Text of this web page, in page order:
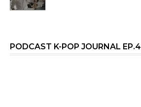
PODCAST K-POP JOURNAL EP.4